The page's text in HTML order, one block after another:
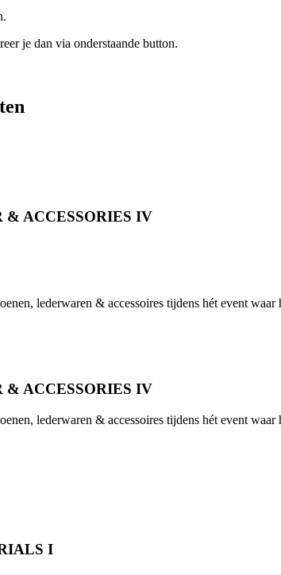
je dan via onderstaande button.
ACCESSORIES IV
lederwaren & accessoires tijdens hét event
ACCESSORIES IV
lederwaren & accessoires tijdens hét event
I